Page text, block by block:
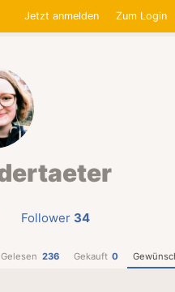
Jetzt anmelden Zum Login
Follower 34
Gelesen 236 Gekauft 0